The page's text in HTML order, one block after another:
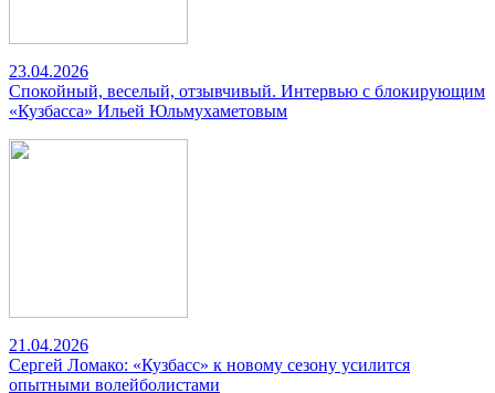
23.04.2026
Спокойный, веселый, отзывчивый. Интервью с блокирующим
«Кузбасса» Ильей Юльмухаметовым
21.04.2026
Сергей Ломако: «Кузбасс» к новому сезону усилится
опытными волейболистами